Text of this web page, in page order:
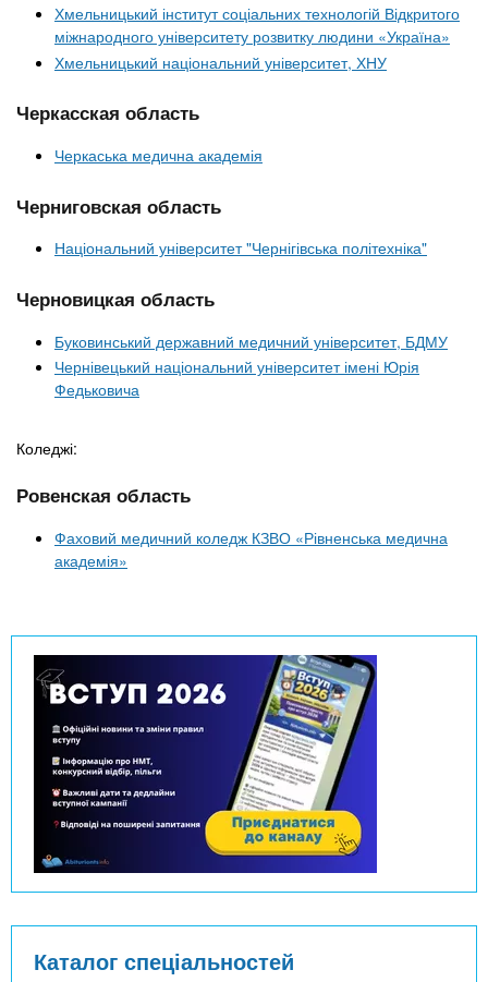
Хмельницький інститут соціальних технологій Відкритого
міжнародного університету розвитку людини «Україна»
Хмельницький національний університет, ХНУ
Черкасская область
Черкаська медична академія
Черниговская область
Національний університет "Чернігівська політехніка"
Черновицкая область
Буковинський державний медичний університет, БДМУ
Чернівецький національний університет імені Юрія
Федьковича
Коледжі:
Ровенская область
Фаховий медичний коледж КЗВО «Рівненська медична
академія»
Каталог спеціальностей